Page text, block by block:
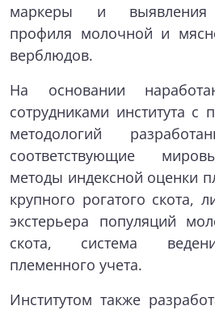
маркеры и выявления
профиля молочной и
верблюдов.
На основании
сотрудниками института с
методологий
соответствующие
методы индексной оценки
крупного рогатого скота,
экстерьера популяций
скота, система
племенного учета.
Институтом также